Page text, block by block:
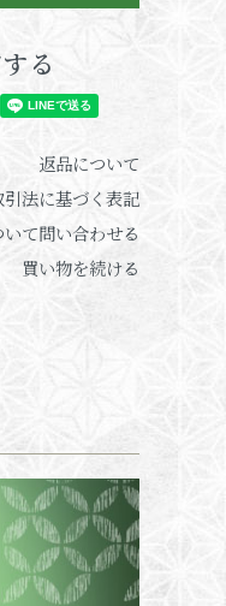
る
返品について
法に基づく表記
て問い合わせる
買い物を続ける